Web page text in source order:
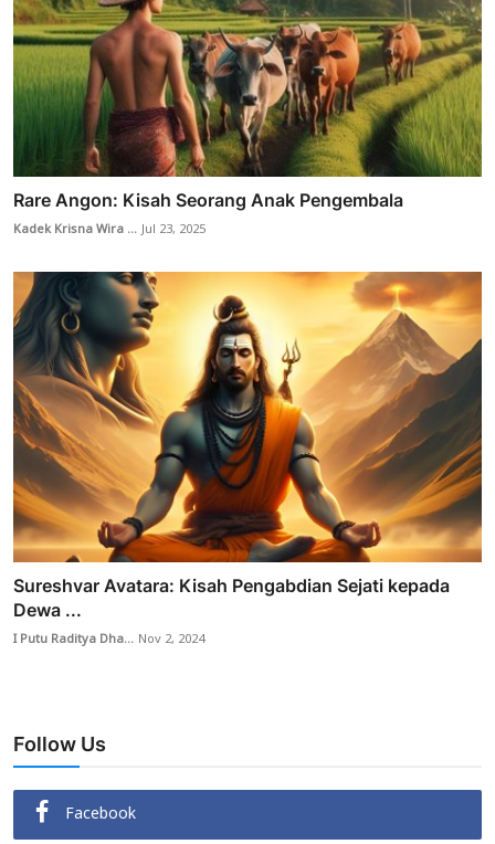
Rare Angon: Kisah Seorang Anak Pengembala
Kadek Krisna Wira ...Jul 23, 2025
Sureshvar Avatara: Kisah Pengabdian Sejati kepada
Dewa ...
I Putu Raditya Dha... Nov 2, 2024
Follow Us
Facebook